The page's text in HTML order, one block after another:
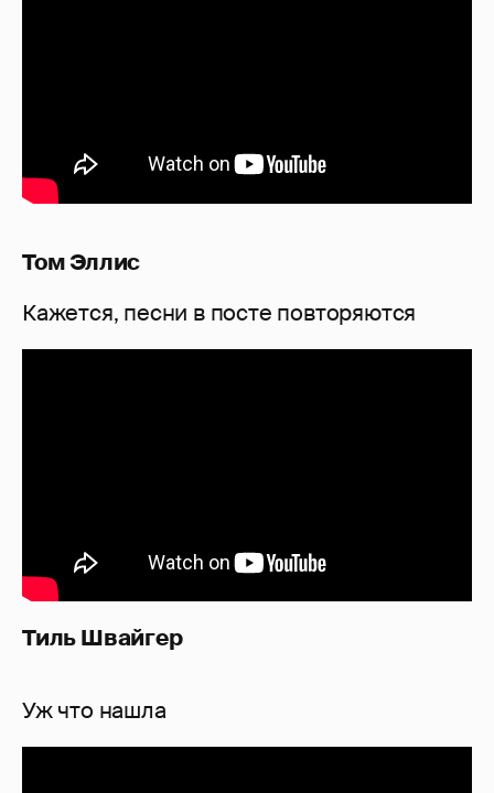
Том Эллис
Кажется, песни в посте повторяются
Тиль Швайгер
Уж что нашла